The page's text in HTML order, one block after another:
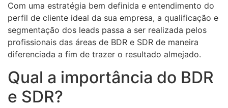
Com uma estratégia bem definida e entendimento do
perfil de cliente ideal da sua empresa, a qualificação e
segmentação dos leads passa a ser realizada pelos
profissionais das áreas de BDR e SDR de maneira
diferenciada a fim de trazer o resultado almejado.
Qual a importância do BDR
e SDR?